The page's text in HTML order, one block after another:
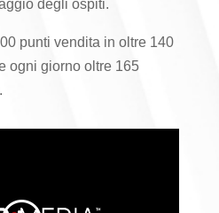
degli ospiti.
punti vendita in oltre 140
ogni giorno oltre 165